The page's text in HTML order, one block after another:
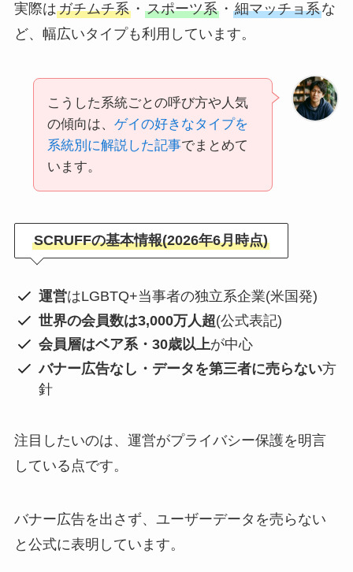
実際はガチムチ系・ スポーツ系・ 細マッチョ系な
ど、幅広いタイプも利用しています。
こうした系統ごとの呼び方や人気
の傾向は、 ゲイの好きなタイプを
系統別に解説した記事でまとめて
います。
SCRUFFの基本情報(2026年6月時点)
運営はLGBTQ+当事者の独立系企業(米国発)
世界の会員数は3,000万人超(公式表記)
会員層はベア系・30歳以上が中心
バナー広告なし・データを第三者に売らない方
針
注目したいのは、運営がプライバシー保護を明言
している点です。
バナー広告を出さず、ユーザーデータを売らない
と公式に表明しています。